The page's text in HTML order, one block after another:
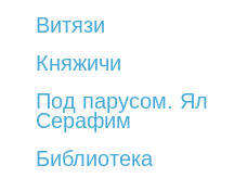
Витязи
Княжичи
Под парусом. Ял
Серафим
Библиотека